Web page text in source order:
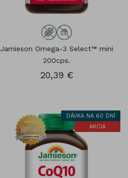
Jamieson Omega-3 Select™ mini
200cps.
20,39 €
DÁVKA NA 60 DNÍ
AKCIA